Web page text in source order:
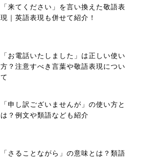
「来てください」を言い換えた敬語表
現｜英語表現も併せて紹介！
「お電話いたしました」は正しい使い
方？注意すべき言葉や敬語表現につい
て
「申し訳ございませんが」の使い方と
は？例文や類語なども紹介
「さることながら」の意味とは？類語